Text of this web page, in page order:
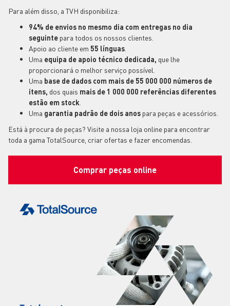
Para além disso, a TVH disponibiliza:
94% de envios no mesmo dia com entregas no dia
seguinte para todos os nossos clientes.
Apoio ao cliente em 55 línguas
Uma equipa de apoio técnico dedicada, que lhe
proporcionará o melhor serviço possível.
Uma base de dados com mais de 55 000 000 números de
itens, dos quais mais de 1 000 000 referências diferentes
estão em stock
Uma garantia padrão de dois anos para peças e acessórios.
Está à procura de peças? Visite a nossa loja online para encontrar
toda a gama TotalSource, criar ofertas e fazer encomendas.
Comprar peças online